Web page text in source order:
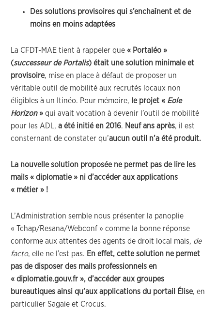
Des solutions provisoires qui s’enchaînent et de
moins en moins adaptées
La CFDT-MAE tient à rappeler que« Portaléo »
(successeur de Portalis) était une solution minimale et
provisoire, mise en place à défaut de proposer un
véritable outil de mobilité aux recrutés locaux non
éligibles à un Itinéo. Pour mémoire, le projet « Eole
Horizon» qui avait vocation à devenir l’outil de mobilité
pour les ADL,a été initié en 2016. Neuf ans après, il est
consternant de constater qu’aucun outil n’a été produit.
La nouvelle solution proposée ne permet pas de lire les
mails « diplomatie » ni d’accéder aux applications
« métier » !
L’Administration semble nous présenter la panoplie
« Tchap/Resana/Webconf » comme la bonne réponse
conforme aux attentes des agents de droit local mais, de
facto, elle ne l’est pas. En effet, cette solution ne permet
pas de disposer des mails professionnels en
« diplomatie.gouv.fr », d’accéder aux groupes
bureautiques ainsi qu’aux applications du portail Élise, en
particulier Sagaie et Crocus.